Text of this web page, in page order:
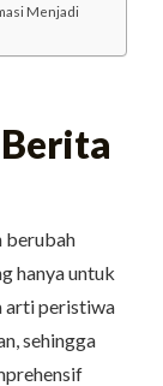
Menjadi
berubah
hanya untuk
arti peristiwa
sehingga